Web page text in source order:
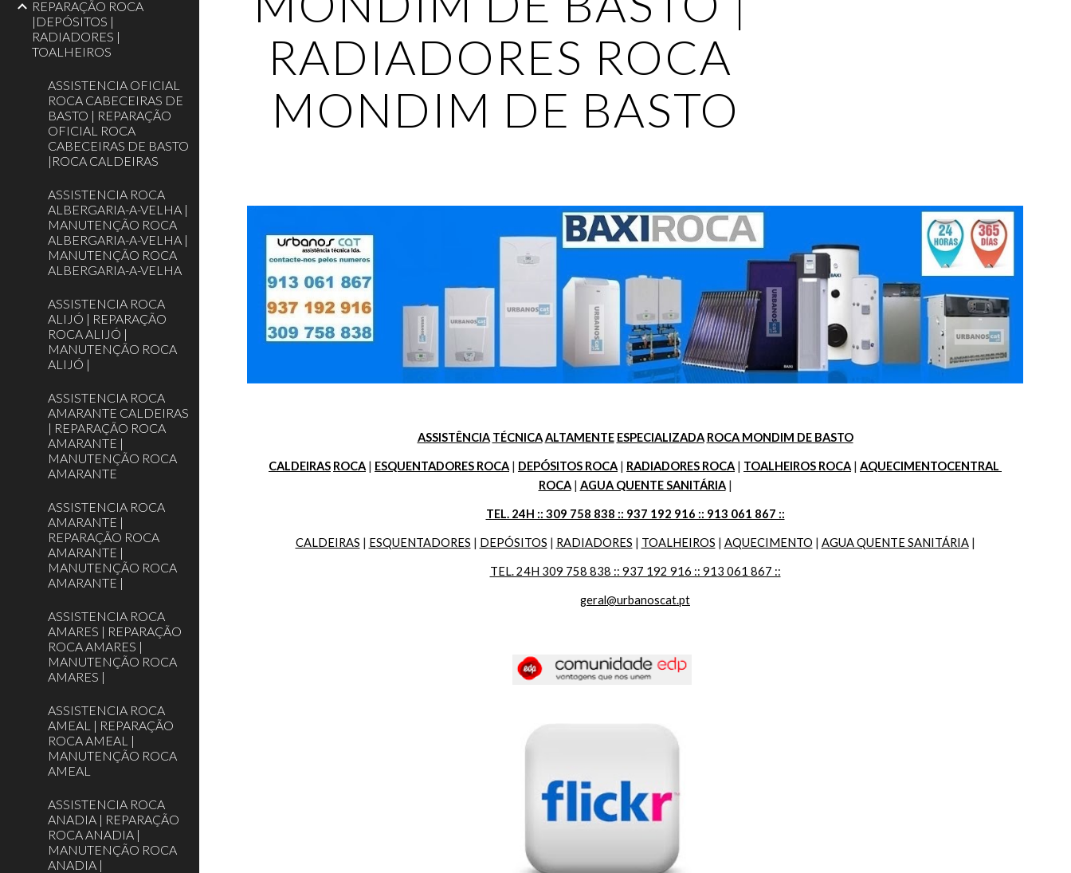
REPARAÇÃO ROCA
|DEPÓSITOS |
RADIADORES |
TOALHEIROS
ASSISTENCIA OFICIAL
ROCA CABECEIRAS DE
BASTO | REPARAÇÃO
OFICIAL ROCA
CABECEIRAS DE BASTO
|ROCA CALDEIRAS
ASSISTENCIA ROCA
ALBERGARIA-A-VELHA |
MANUTENÇÃO ROCA
ALBERGARIA-A-VELHA |
MANUTENÇÃO ROCA
ALBERGARIA-A-VELHA
ASSISTENCIA ROCA
ALIJÓ | REPARAÇÃO
ROCA ALIJÓ |
MANUTENÇÃO ROCA
ALIJÓ |
ASSISTENCIA ROCA
AMARANTE CALDEIRAS
| REPARAÇÃO ROCA
AMARANTE |
MANUTENÇÃO ROCA
AMARANTE
ASSISTENCIA ROCA
AMARANTE |
REPARAÇÃO ROCA
AMARANTE |
MANUTENÇÃO ROCA
AMARANTE |
ASSISTENCIA ROCA
AMARES | REPARAÇÃO
ROCA AMARES |
MANUTENÇÃO ROCA
AMARES |
ASSISTENCIA ROCA
AMEAL | REPARAÇÃO
ROCA AMEAL |
MANUTENÇÃO ROCA
AMEAL
ASSISTENCIA ROCA
ANADIA | REPARAÇÃO
ROCA ANADIA |
MANUTENÇÃO ROCA
ANADIA |
RADIADORES ROCA
MONDIM DE BASTO
ASSISTÊNCIA TÉCNICA ALTAMENTE ESPECIALIZADA ROCA MONDIM DE BASTO
CALDEIRAS ROCA | ESQUENTADORES ROCA | DEPÓSITOS ROCA | RADIADORES ROCA | TOALHEIROS ROCA | AQUECIMENTOCENTRAL
ROCA | AGUA QUENTE SANITÁRIA |
TEL. 24H :: 309 758 838 :: 937 192 916 :: 913 061 867 ::
CALDEIRAS | ESQUENTADORES | DEPÓSITOS | RADIADORES | TOALHEIROS | AQUECIMENTO | AGUA QUENTE SANITÁRIA |
TEL. 24H 309 758 838 :: 937 192 916 :: 913 061 867 ::
geral@urbanoscat.pt